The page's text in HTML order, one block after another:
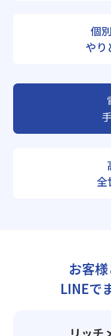
個
やり
全
お客様
LINEで
リッチ